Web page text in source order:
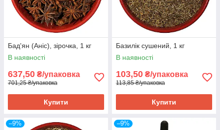
Бад'ян (Аніс), зірочка, 1 кг
В наявності
637,50 ₴/упаковка
701,25 ₴/упаковка
Купити
Базилік сушений, 1 кг
В наявності
103,50 ₴/упаковка
113,85 ₴/упаковка
Купити
–9% –9%